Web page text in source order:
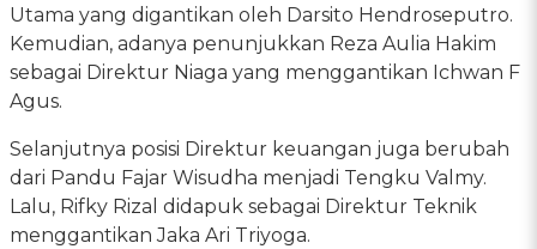
Utama yang digantikan oleh Darsito Hendroseputro.
Kemudian, adanya penunjukkan Reza Aulia Hakim
sebagai Direktur Niaga yang menggantikan Ichwan F
Agus.
Selanjutnya posisi Direktur keuangan juga berubah
dari Pandu Fajar Wisudha menjadi Tengku Valmy.
Lalu, Rifky Rizal didapuk sebagai Direktur Teknik
menggantikan Jaka Ari Triyoga.